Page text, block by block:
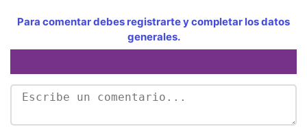
Para comentar debes registrarte y completar los datos
generales.